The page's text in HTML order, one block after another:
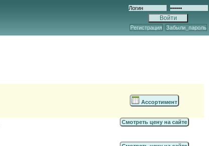
Регистрация Забыли_пароль
Ассортимент
Смотреть цену на сайте